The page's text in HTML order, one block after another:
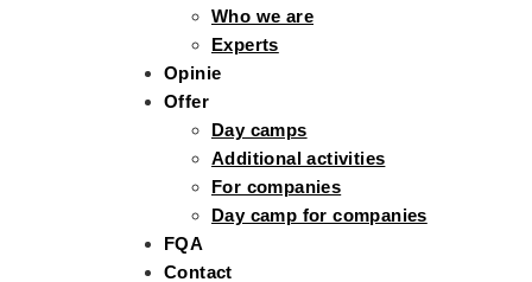
Who we are
Experts
Opinie
Offer
Day camps
Additional activities
For companies
Day camp for companies
FQA
Contact